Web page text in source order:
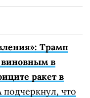
Трамп
в
ракет в
что